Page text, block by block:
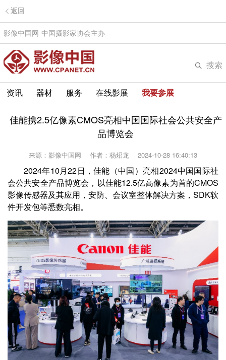
返回
影像中国网-中国摄影家协会主办
搜索
资讯 器材 服务 在线影展 我要参展
佳能携2.5亿像素CMOS亮相中国国际社会公共安全产
品博览会
来源：影像中国网 作者：杨炤龙 2024-10-28 16:40:13
2024年10月22日，佳能（中国）亮相2024中国国际社
会公共安全产品博览会，以佳能12.5亿高像素为首的CMOS
影像传感器及其应用，安防、会议室整体解决方案，SDK软
件开发包等悉数亮相。